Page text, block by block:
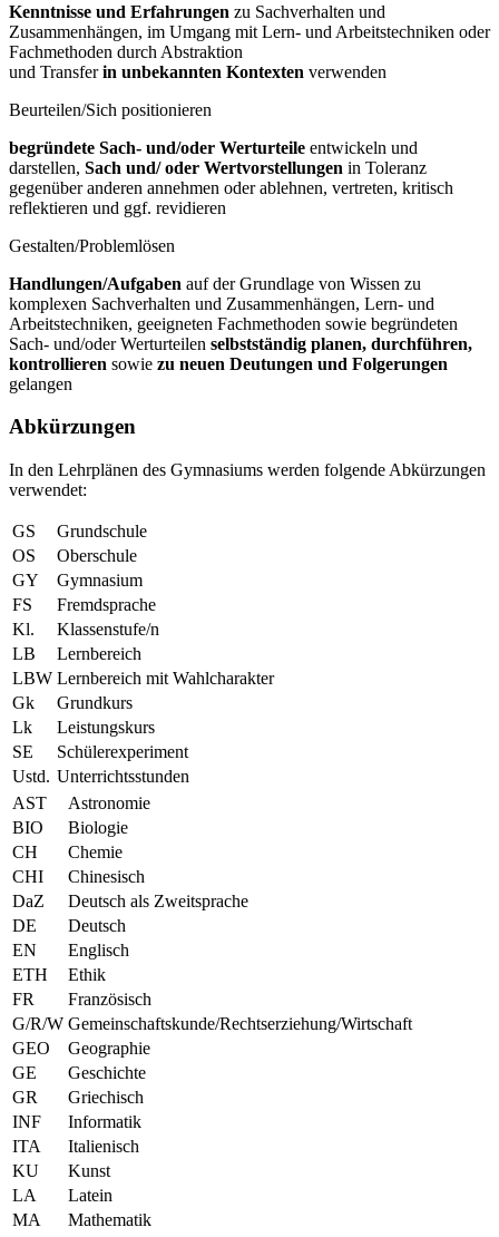
Kenntnisse und Erfahrungen zu Sachverhalten und
Zusammenhängen, im Umgang mit Lern- und Arbeitstechniken oder
Fachmethoden durch Abstraktion
und Transferin unbekannten Kontexten verwenden
Beurteilen/Sich positionieren
begründete Sach- und/oder Werturteile entwickeln und
darstellen, Sach und/oder Wertvorstellungen in Toleranz
gegenüber anderen annehmen oder ablehnen, vertreten, kritisch
reflektieren und ggf. revidieren
Gestalten/Problemlösen
Handlungen/Aufgaben auf der Grundlage von Wissen zu
komplexen Sachverhalten und Zusammenhängen, Lern- und
Arbeitstechniken, geeigneten Fachmethoden sowie begründeten
Sach- und/oder Werturteilen selbstständig planen, durchführen,
kontrollieren sowie zu neuen Deutungen und Folgerungen
gelangen
Abkürzungen
In den Lehrplänen des Gymnasiums werden folgende Abkürzungen
verwendet:
GS
Grundschule
OS
Oberschule
GY
Gymnasium
FS
Fremdsprache
Kl.
Klassenstufe/n
LB
Lernbereich
LBW Lernbereich mit Wahlcharakter
Gk
Grundkurs
Lk
Leistungskurs
SE
Schülerexperiment
Ustd. Unterrichtsstunden
AST
Astronomie
BIO
Biologie
CH
Chemie
CHI
Chinesisch
DaZ
Deutsch als Zweitsprache
DE
Deutsch
EN
Englisch
ETH
Ethik
FR
Französisch
G/R/W Gemeinschaftskunde/Rechtserziehung/Wirtschaft
GEO
Geographie
GE
Geschichte
GR
Griechisch
INF
Informatik
ITA
Italienisch
KU
Kunst
LA
Latein
MA
Mathematik